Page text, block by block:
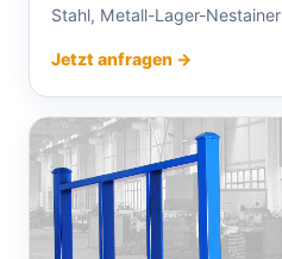
Stahl, Metall-Lager-Nestainer
Jetzt anfragen →